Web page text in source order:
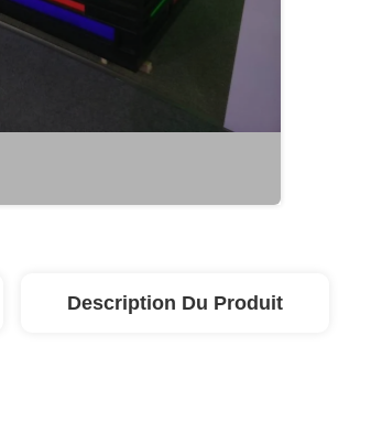
Description Du Produit